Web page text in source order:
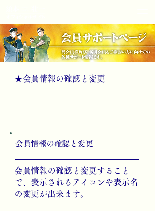
★​会員情報の確認と変更
​会員情報の確認と変更
会員情報の確認と変更すること
で、表示されるアイコンや表示名
の変更が出来ます。